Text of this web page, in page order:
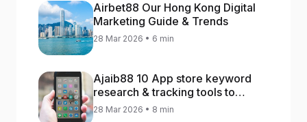
Airbet88 Our Hong Kong Digital
Marketing Guide & Trends
28 Mar 2026 • 6 min
Ajaib88 10 App store keyword
research & tracking tools to
increase app rankings
28 Mar 2026 • 8 min